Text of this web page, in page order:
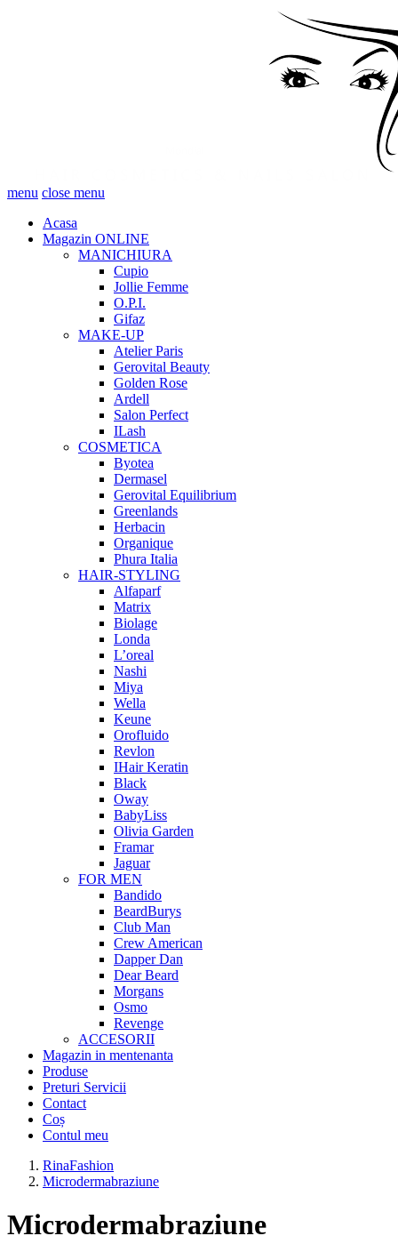
menu close menu
Acasa
Magazin ONLINE
MANICHIURA
Cupio
Jollie Femme
O.P.I.
Gifaz
MAKE-UP
Atelier Paris
Gerovital Beauty
Golden Rose
Ardell
Salon Perfect
ILash
COSMETICA
Byotea
Dermasel
Gerovital Equilibrium
Greenlands
Herbacin
Organique
Phura Italia
HAIR-STYLING
Alfaparf
Matrix
Biolage
Londa
L’oreal
Nashi
Miya
Wella
Keune
Orofluido
Revlon
IHair Keratin
Black
Oway
BabyLiss
Olivia Garden
Framar
Jaguar
FOR MEN
Bandido
BeardBurys
Club Man
Crew American
Dapper Dan
Dear Beard
Morgans
Osmo
Revenge
ACCESORII
Magazin in mentenanta
Produse
Preturi Servicii
Contact
Coș
Contul meu
RinaFashion
Microdermabraziune
Microdermabraziune